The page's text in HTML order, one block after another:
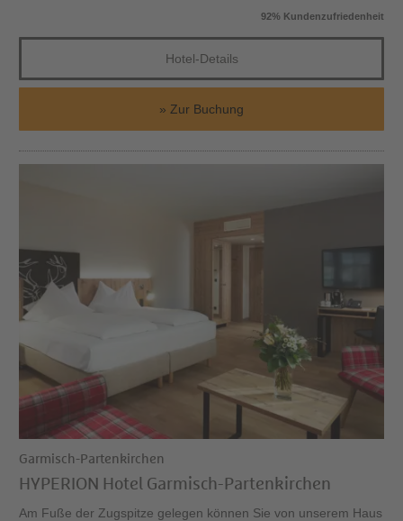
92% Kundenzufriedenheit
Hotel-Details
Zur Buchung
Garmisch-Partenkirchen
HYPERION Hotel Garmisch-Partenkirchen
Am Fuße der Zugspitze gelegen können Sie von unserem Haus